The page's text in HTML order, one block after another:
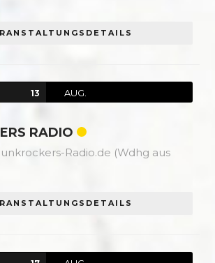
13 AUG.
RADIO
Radio.de (Wdhg aus